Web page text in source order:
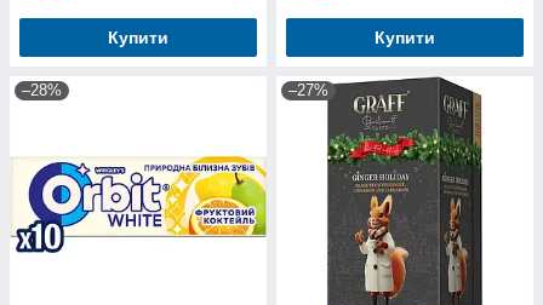
Купити Купити
–28% –27%